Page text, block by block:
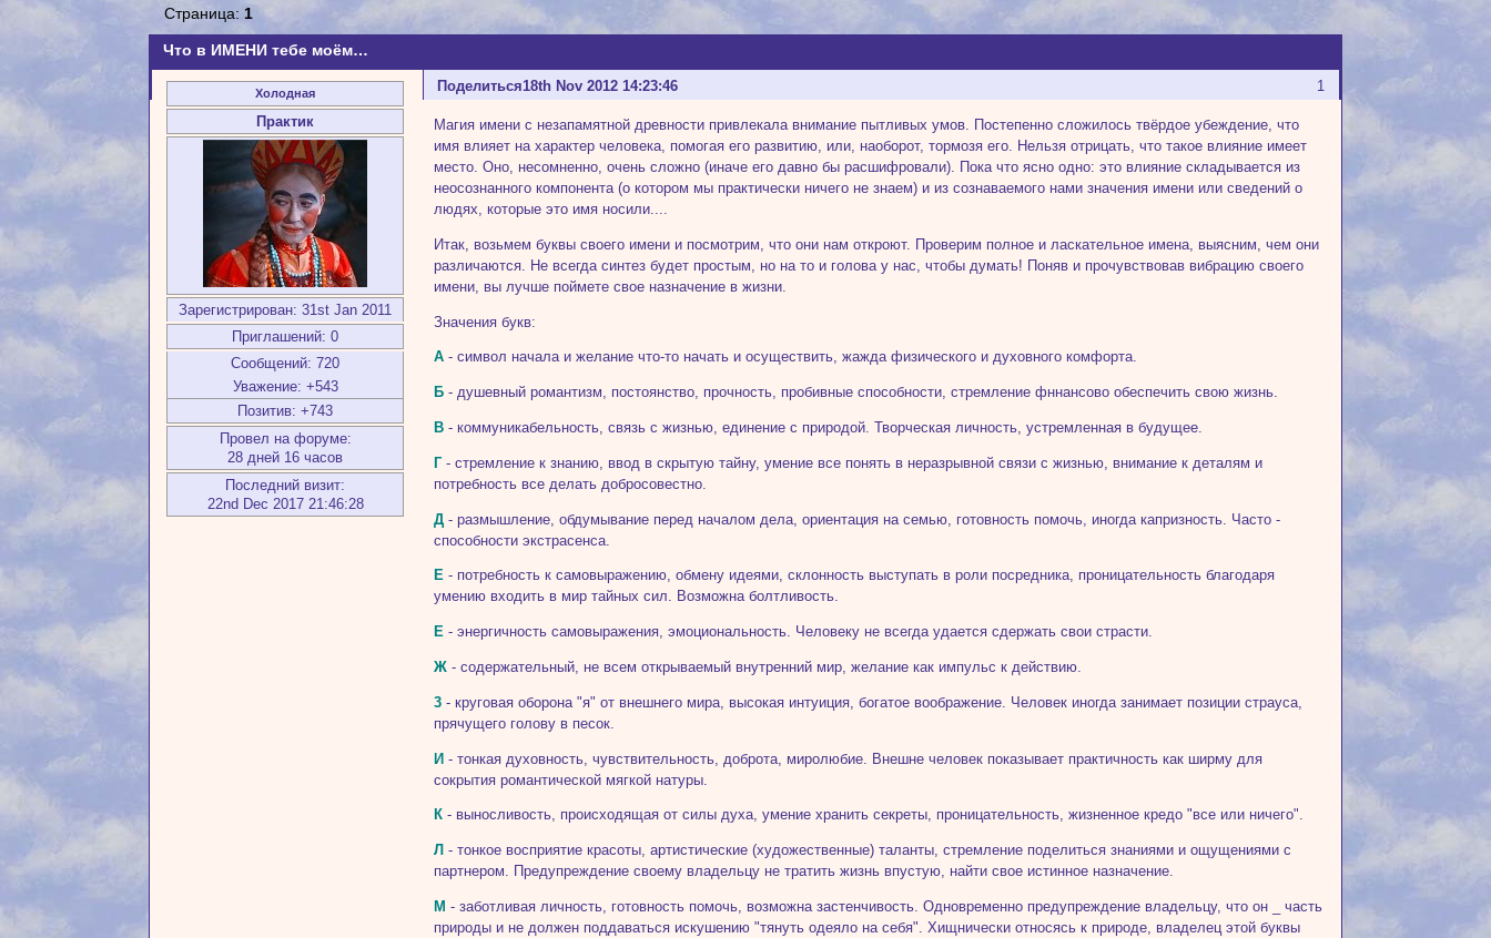
Что в ИМЕНИ тебе моём…
Страница: 1
Поделиться 1
18th Nov 2012 14:23:46
Холодная
Практик
Зарегистрирован: 31st Jan 2011
Приглашений: 0
Сообщений: 720
Уважение: +543
Позитив: +743
Провел на форуме:
28 дней 16 часов
Последний визит:
22nd Dec 2017 21:46:28
Магия имени с незапамятной древности привлекала внимание пытливых умов. Постепенно сложилось твёрдое убеждение, что
имя влияет на характер человека, помогая его развитию, или, наоборот, тормозя его. Нельзя отрицать, что такое влияние имеет
место. Оно, несомненно, очень сложно (иначе его давно бы расшифровали). Пока что ясно одно: это влияние складывается из
неосознанного компонента (о котором мы практически ничего не знаем) и из сознаваемого нами значения имени или сведений о
людях, которые это имя носили....
Итак, возьмем буквы своего имени и посмотрим, что они нам откроют. Проверим полное и ласкательное имена, выясним, чем они
различаются. Не всегда синтез будет простым, но на то и голова у нас, чтобы думать! Поняв и прочувствовав вибрацию своего
имени, вы лучше поймете свое назначение в жизни.
Значения букв:
А - символ начала и желание что-то начать и осуществить, жажда физического и духовного комфорта.
Б- душевный романтизм, постоянство, прочность, пробивные способности, стремление фннансово обеспечить свою жизнь.
В - коммуникабельность, связь с жизнью, единение с природой. Творческая личность, устремленная в будущее.
Г- стремление к знанию, ввод в скрытую тайну, умение все понять в неразрывной связи с жизнью, внимание к деталям и
потребность все делать добросовестно.
Д - размышление, обдумывание перед началом дела, ориентация на семью, готовность помочь, иногда капризность. Часто -
способности экстрасенса.
Е - потребность к самовыражению, обмену идеями, склонность выступать в роли посредника, проницательность благодаря
умению входить в мир тайных сил. Возможна болтливость.
Е - энергичность самовыражения, эмоциональность. Человеку не всегда удается сдержать свои страсти.
Ж - содержательный, не всем открываемый внутренний мир, желание как импульс к действию.
3 - круговая оборона "я" от внешнего мира, высокая интуиция, богатое воображение. Человек иногда занимает позиции страуса,
прячущего голову в песок.
И - тонкая духовность, чувствительность, доброта, миролюбие. Внешне человек показывает практичность как ширму для
сокрытия романтической мягкой натуры.
К - выносливость, происходящая от силы духа, умение хранить секреты, проницательность, жизненное кредо "все или ничего".
Л - тонкое восприятие красоты, артистические (художественные) таланты, стремление поделиться знаниями и ощущениями с
партнером. Предупреждение своему владельцу не тратить жизнь впустую, найти свое истинное назначение.
М - заботливая личность, готовность помочь, возможна застенчивость. Одновременно предупреждение владельцу, что он _ часть
природы и не должен поддаваться искушению "тянуть одеяло на себя". Хищнически относясь к природе, владелец этой буквы